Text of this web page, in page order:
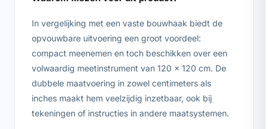
In vergelijking met een vaste bouwhaak biedt de
opvouwbare uitvoering een groot voordeel:
compact meenemen en toch beschikken over een
volwaardig meetinstrument van 120 x 120 cm. De
dubbele maatvoering in zowel centimeters als
inches maakt hem veelzijdig inzetbaar, ook bij
tekeningen of instructies in andere maatsystemen.